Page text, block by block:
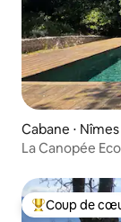
Cabane ⋅ Nîmes
La Canopée
Coups de
Coup de